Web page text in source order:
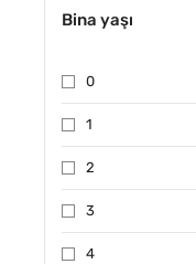
Bina yaşı
0
1
2
3
4